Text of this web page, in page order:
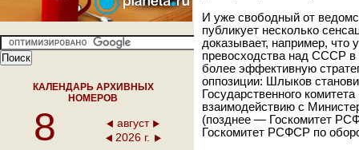
КАЛЕНДАРЬ АРХИВНЫХ
НОМЕРОВ
8
август
2026 г.
И уже свободный от
публикует несколько
доказывает, например, что
превосходства над СССР в
более эффективную
оппозиции: Шлыков
Государственного
взаимодействию с
(позднее — Госкомитет
Госкомитет РСФСР по